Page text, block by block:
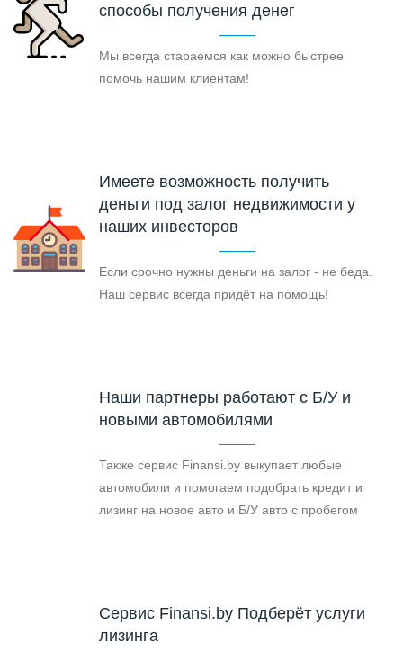
способы получения денег
Мы всегда стараемся как можно быстрее
помочь нашим клиентам!
Имеете возможность получить
деньги под залог недвижимости у
наших инвесторов
Если срочно нужны деньги на залог - не беда.
Наш сервис всегда придёт на помощь!
Наши партнеры работают с Б/У и
новыми автомобилями
Также сервис Finansi.by выкупает любые
автомобили и помогаем подобрать кредит и
лизинг на новое авто и Б/У авто с пробегом
Cервис Finansi.by Подберёт услуги
лизинга